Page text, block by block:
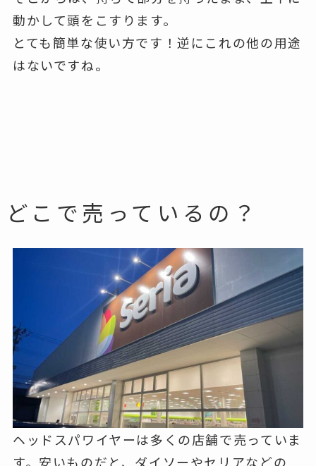
動かして頭をこすります。
とても簡単な使い方です！逆にこれの他の用途
はないですね。
どこで売っているの？
ヘッドスパワイヤーは多くの店舗で売っていま
す。安いものだと、ダイソーやセリアなどの